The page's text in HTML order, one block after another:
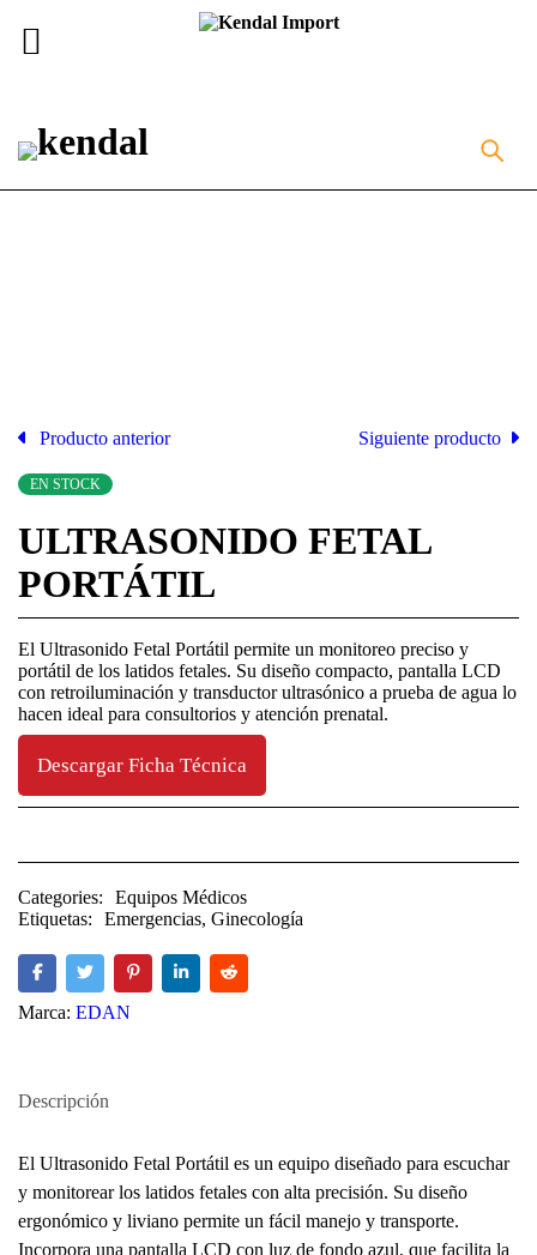
Producto anterior Siguiente producto
EN STOCK
ULTRASONIDO FETAL
PORTÁTIL
El Ultrasonido Fetal Portátil permite un monitoreo preciso y
portátil de los latidos fetales. Su diseño compacto, pantalla LCD
con retroiluminación y transductor ultrasónico a prueba de agua lo
hacen ideal para consultorios y atención prenatal.
Descargar Ficha Técnica
Categories:
Equipos Médicos
Etiquetas:
Emergencias, Ginecología
Marca: EDAN
Descripción
El Ultrasonido Fetal Portátil es un equipo diseñado para escuchar
y monitorear los latidos fetales con alta precisión. Su diseño
ergonómico y liviano permite un fácil manejo y transporte.
Incorpora una pantalla LCD con luz de fondo azul, que facilita la